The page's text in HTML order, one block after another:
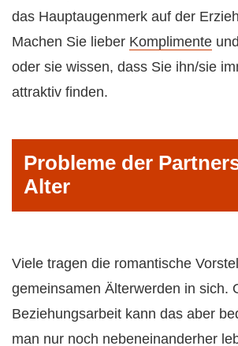
das Hauptaugenmerk auf der
Machen Sie lieber Komplimente
oder sie wissen, dass Sie ihn/sie
attraktiv finden.
Probleme der
Alter
Viele tragen die romantische
gemeinsamen Älterwerden in sich.
Beziehungsarbeit kann das aber
man nur noch nebeneinanderher